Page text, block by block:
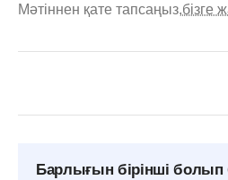
Мәтіннен қате тапсаңыз,бізге
Барлығын бірінші